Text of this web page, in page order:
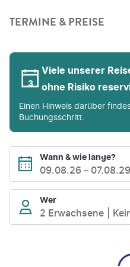
TERMINE & PREISE
Viele unserer
ohne Risiko
Einen Hinweis darüber
Buchungsschritt.
Wann & wie lange?
09.08.26 – 07.08.29
Wer
2 Erwachsene